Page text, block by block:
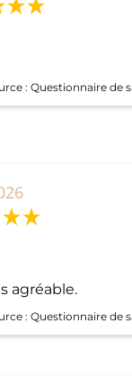
: Questionnaire de
agréable.
: Questionnaire de